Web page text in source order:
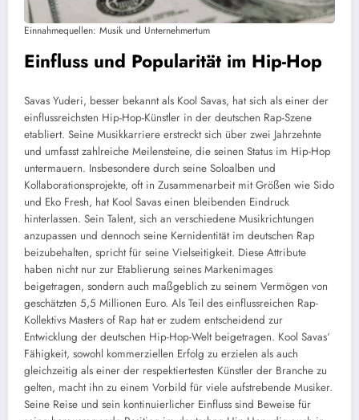
Einnahmequellen: Musik und Unternehmertum
Einfluss und Popularität im Hip-Hop
Savas Yuderi, besser bekannt als Kool Savas, hat sich als einer der
einflussreichsten Hip-Hop-Künstler in der deutschen Rap-Szene
etabliert. Seine Musikkarriere erstreckt sich über zwei Jahrzehnte
und umfasst zahlreiche Meilensteine, die seinen Status im Hip-Hop
untermauern. Insbesondere durch seine Soloalben und
Kollaborationsprojekte, oft in Zusammenarbeit mit Größen wie Sido
und Eko Fresh, hat Kool Savas einen bleibenden Eindruck
hinterlassen. Sein Talent, sich an verschiedene Musikrichtungen
anzupassen und dennoch seine Kernidentität im deutschen Rap
beizubehalten, spricht für seine Vielseitigkeit. Diese Attribute
haben nicht nur zur Etablierung seines Markenimages
beigetragen, sondern auch maßgeblich zu seinem Vermögen von
geschätzten 5,5 Millionen Euro. Als Teil des einflussreichen Rap-
Kollektivs Masters of Rap hat er zudem entscheidend zur
Entwicklung der deutschen Hip-Hop-Welt beigetragen. Kool Savas‘
Fähigkeit, sowohl kommerziellen Erfolg zu erzielen als auch
gleichzeitig als einer der respektiertesten Künstler der Branche zu
gelten, macht ihn zu einem Vorbild für viele aufstrebende Musiker.
Seine Reise und sein kontinuierlicher Einfluss sind Beweise für